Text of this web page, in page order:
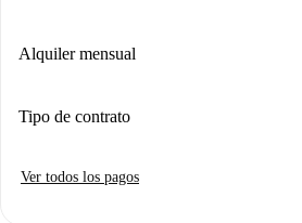
Alquiler mensual
Tipo de contrato
Ver todos los pagos